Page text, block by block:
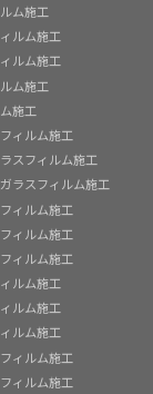
ム施工
ルム施工
ルム施工
ム施工
施工
ィルム施工
スフィルム施工
ラスフィルム施工
ィルム施工
ィルム施工
ィルム施工
ルム施工
ルム施工
ルム施工
ィルム施工
ィルム施工